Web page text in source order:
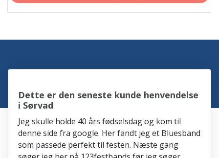
Dette er den seneste kunde henvendelse
i Sørvad
Jeg skulle holde 40 års fødselsdag og kom til
denne side fra google. Her fandt jeg et Bluesband
som passede perfekt til festen. Næste gang